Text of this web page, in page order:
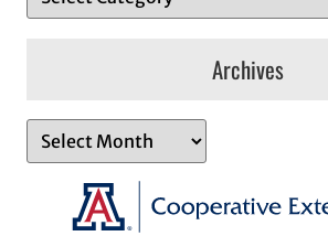
Archives
r